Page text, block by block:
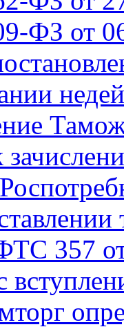
ФЗ от
357